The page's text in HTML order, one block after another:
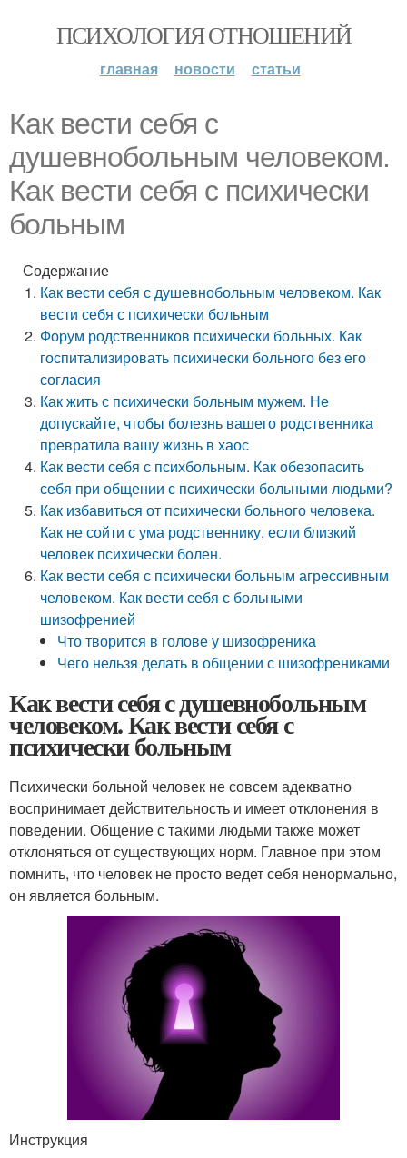
ПСИХОЛОГИЯ ОТНОШЕНИЙ
главная новости статьи
Как вести себя с
душевнобольным человеком.
Как вести себя с психически
больным
Содержание
Как вести себя с душевнобольным человеком. Как
вести себя с психически больным
Форум родственников психически больных. Как
госпитализировать психически больного без его
согласия
Как жить с психически больным мужем. Не
допускайте, чтобы болезнь вашего родственника
превратила вашу жизнь в хаос
Как вести себя с психбольным. Как обезопасить
себя при общении с психически больными людьми?
Как избавиться от психически больного человека.
Как не сойти с ума родственнику, если близкий
человек психически болен.
Как вести себя с психически больным агрессивным
человеком. Как вести себя с больными
шизофренией
Что творится в голове у шизофреника
Чего нельзя делать в общении с шизофрениками
Как вести себя с душевнобольным
человеком. Как вести себя с
психически больным
Психически больной человек не совсем адекватно
воспринимает действительность и имеет отклонения в
поведении. Общение с такими людьми также может
отклоняться от существующих норм. Главное при этом
помнить, что человек не просто ведет себя ненормально,
он является больным.
Инструкция